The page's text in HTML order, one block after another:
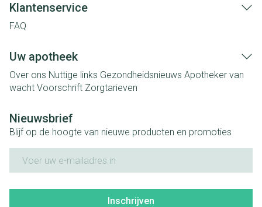
Klantenservice
FAQ
Uw apotheek
Over ons Nuttige links Gezondheidsnieuws Apotheker van
wacht Voorschrift Zorgtarieven
Nieuwsbrief
Blijf op de hoogte van nieuwe producten en promoties
Inschrijven